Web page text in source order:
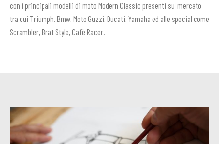
con i principali modelli di moto Modern Classic presenti sul mercato
tra cui Triumph, Bmw, Moto Guzzi, Ducati, Yamaha ed alle special come
Scrambler, Brat Style, Cafè Racer.